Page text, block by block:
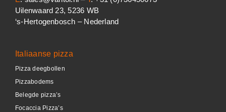
Italiaanse pizza
Pizza deegbollen
Pizzabodems
Belegde pizza’s
Focaccia Pizza’s
Uilenwaard 23, 5236 WB
‘s-Hertogenbosch – Nederland